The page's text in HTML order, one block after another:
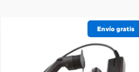
Envío gratis